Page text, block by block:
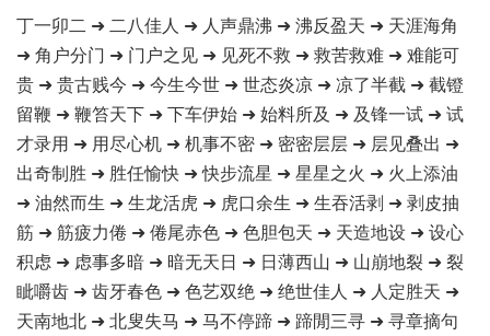
丁一卯二 ➜ 二八佳人 ➜ 人声鼎沸 ➜ 沸反盈天 ➜ 天涯海角
➜ 角户分门 ➜ 门户之见 ➜ 见死不救 ➜ 救苦救难 ➜ 难能可
贵 ➜ 贵古贱今 ➜ 今生今世 ➜ 世态炎凉 ➜ 凉了半截 ➜ 截镫
留鞭 ➜ 鞭笞天下 ➜ 下车伊始 ➜ 始料所及 ➜ 及锋一试 ➜ 试
才录用 ➜ 用尽心机 ➜ 机事不密 ➜ 密密层层 ➜ 层见叠出 ➜
出奇制胜 ➜ 胜任愉快 ➜ 快步流星 ➜ 星星之火 ➜ 火上添油
➜ 油然而生 ➜ 生龙活虎 ➜ 虎口余生 ➜ 生吞活剥 ➜ 剥皮抽
筋 ➜ 筋疲力倦 ➜ 倦尾赤色 ➜ 色胆包天 ➜ 天造地设 ➜ 设心
积虑 ➜ 虑事多暗 ➜ 暗无天日 ➜ 日薄西山 ➜ 山崩地裂 ➜ 裂
眦嚼齿 ➜ 齿牙春色 ➜ 色艺双绝 ➜ 绝世佳人 ➜ 人定胜天 ➜
天南地北 ➜ 北叟失马 ➜ 马不停蹄 ➜ 蹄閒三寻 ➜ 寻章摘句